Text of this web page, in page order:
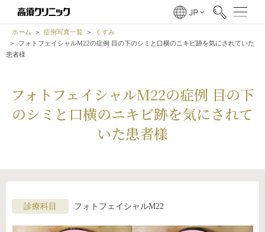
ホーム 症例写真一覧
くすみ
フォトフェイシャルM22の症例 目の下のシミと口横のニキビ跡を気にされていた
患者様
フォトフェイシャルM22の症例 目の下
のシミと口横のニキビ跡を気にされて
いた患者様
診療科目 フォトフェイシャルM22